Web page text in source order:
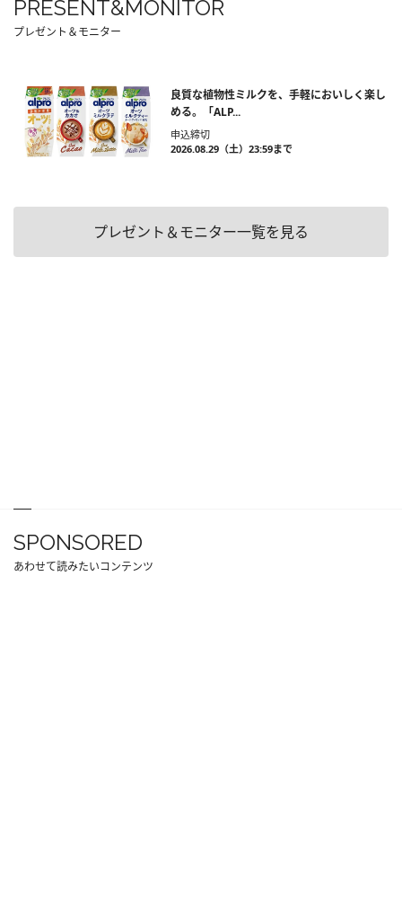
PRESENT&MONITOR
プレゼント＆モニター
良質な植物性ミルクを、手軽においしく楽し
める。「ALP...
申込締切
2026.08.29（土）23:59まで
プレゼント＆モニター一覧を見る
SPONSORED
あわせて読みたいコンテンツ